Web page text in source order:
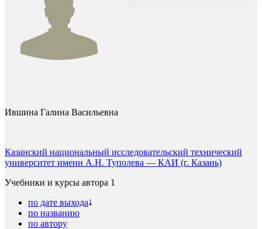
Ившина Галина Васильевна
Казанский национальный исследовательский технический
университет имени А.Н. Туполева — КАИ (г. Казань)
Учебники и курсы автора 1
по дате выхода
по названию
по автору